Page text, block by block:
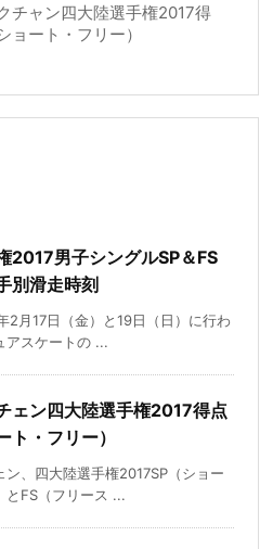
チャン四大陸選手権2017得
ョート・フリー）
2017男子シングルSP＆FS
別滑走時刻
2月17日（金）と19日（日）に行わ
アスケートの ...
ェン四大陸選手権2017得点
ト・フリー）
ン、四大陸選手権2017SP（ショー
とFS（フリース ...